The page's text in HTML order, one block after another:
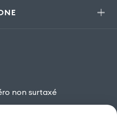
non surtaxé